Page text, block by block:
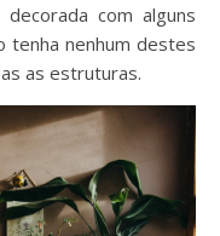
com alguns
tenha nenhum destes
as estruturas.